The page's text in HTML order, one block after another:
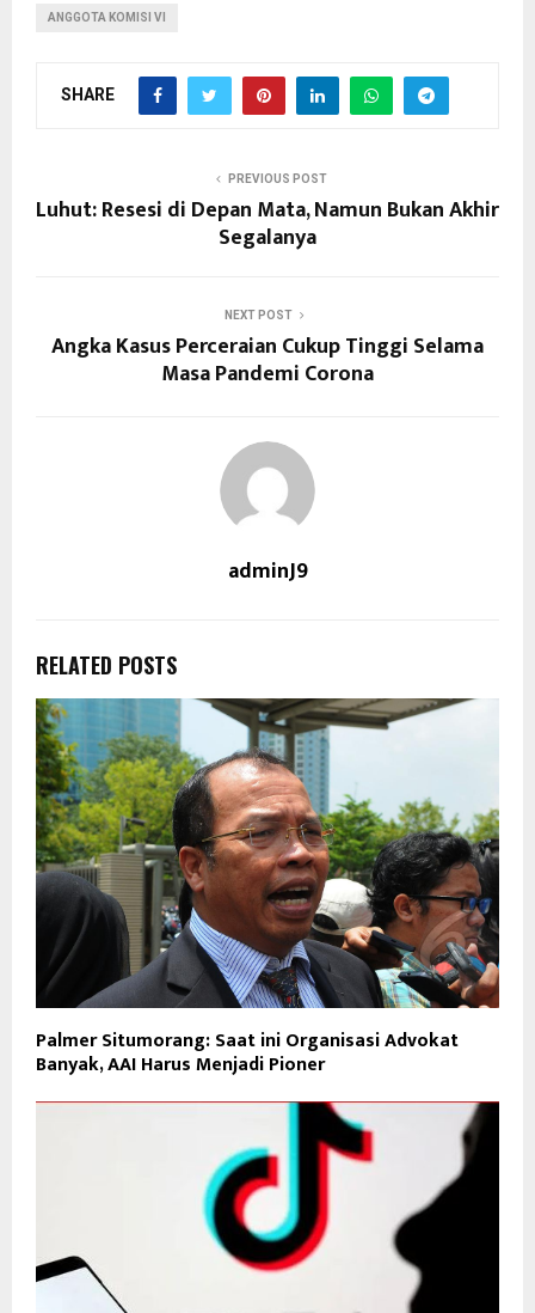
ANGGOTA KOMISI VI
SHARE
PREVIOUS POST
Luhut: Resesi di Depan Mata, Namun Bukan Akhir
Segalanya
NEXT POST
Angka Kasus Perceraian Cukup Tinggi Selama
Masa Pandemi Corona
adminJ9
RELATED POSTS
Palmer Situmorang: Saat ini Organisasi Advokat
Banyak, AAI Harus Menjadi Pioner